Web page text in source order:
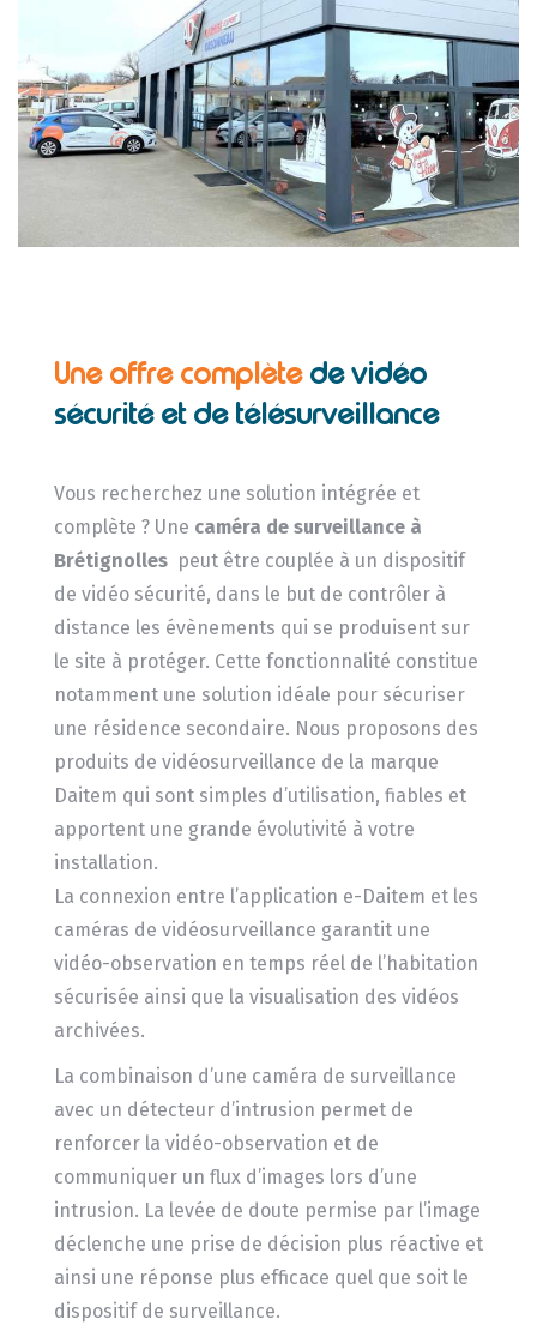
Une offre complète de vidéo
sécurité et de télésurveillance
Vous recherchez une solution intégrée et
complète ? Une caméra de surveillance à
Brétignolles peut être couplée à un dispositif
de vidéo sécurité, dans le but de contrôler à
distance les évènements qui se produisent sur
le site à protéger. Cette fonctionnalité constitue
notamment une solution idéale pour sécuriser
une résidence secondaire. Nous proposons des
produits de vidéosurveillance de la marque
Daitem qui sont simples d’utilisation, fiables et
apportent une grande évolutivité à votre
installation.
La connexion entre l’application e-Daitem et les
caméras de vidéosurveillance garantit une
vidéo-observation en temps réel de l’habitation
sécurisée ainsi que la visualisation des vidéos
archivées.
La combinaison d’une caméra de surveillance
avec un détecteur d’intrusion permet de
renforcer la vidéo-observation et de
communiquer un flux d’images lors d’une
intrusion. La levée de doute permise par l’image
déclenche une prise de décision plus réactive et
ainsi une réponse plus efficace quel que soit le
dispositif de surveillance.